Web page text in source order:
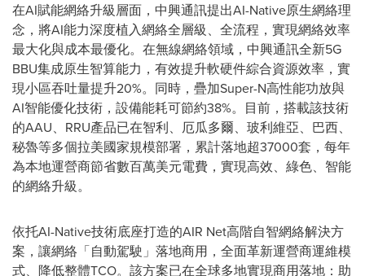
在AI賦能網絡升級層面，中興通訊提出AI-Native原生網絡理
念，將AI能力深度植入網絡全層級、全流程，實現網絡效率
最大化與成本最優化。在無線網絡領域，中興通訊全新5G
BBU集成原生智算能力，有效提升軟硬件綜合資源效率，實
現小區吞吐量提升20%。同時，疊加Super-N高性能功放與
AI智能優化技術，設備能耗可節約38%。目前，搭載該技術
的AAU、RRU產品已在智利、厄瓜多爾、玻利維亞、巴西、
秘魯等多個拉美國家規模部署，累計落地超37000套，每年
為本地運營商節省數百萬美元電費，實現高效、綠色、智能
的網絡升級。
依托AI-Native技術底座打造的AIR Net高階自智網絡解決方
案，讓網絡「自動駕駛」落地商用，全面革新運營商運維模
式、降低整體TCO。該方案已在全球多地實現商用落地：助